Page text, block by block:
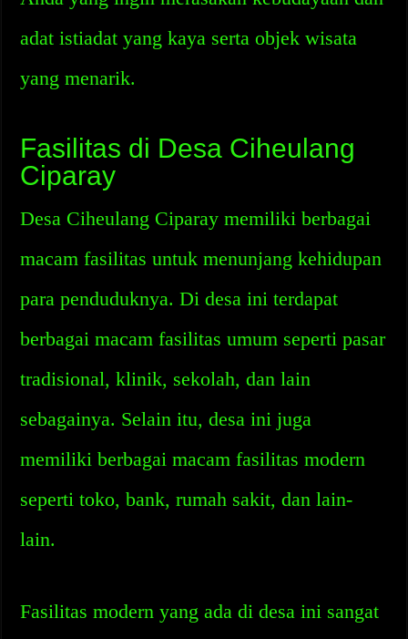
adat istiadat yang kaya serta objek wisata
yang menarik.
Fasilitas di Desa Ciheulang
Ciparay
Desa Ciheulang Ciparay memiliki berbagai
macam fasilitas untuk menunjang kehidupan
para penduduknya. Di desa ini terdapat
berbagai macam fasilitas umum seperti pasar
tradisional, klinik, sekolah, dan lain
sebagainya. Selain itu, desa ini juga
memiliki berbagai macam fasilitas modern
seperti toko, bank, rumah sakit, dan lain-
lain.
Fasilitas modern yang ada di desa ini sangat